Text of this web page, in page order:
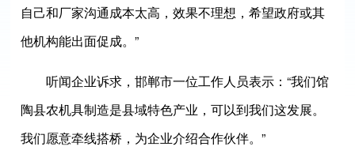
自己和厂家沟通成本太高，效果不理想，希望政府或其
他机构能出面促成。”
听闻企业诉求，邯郸市一位工作人员表示：“我们馆
陶县农机具制造是县域特色产业，可以到我们这发展。
我们愿意牵线搭桥，为企业介绍合作伙伴。”